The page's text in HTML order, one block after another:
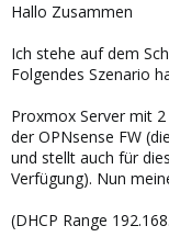
r
Hallo Zusammen
Ich stehe auf dem
Folgendes Szenario
Proxmox Server mit
der OPNsense FW
und stellt auch für
Verfügung). Nun
(DHCP Range